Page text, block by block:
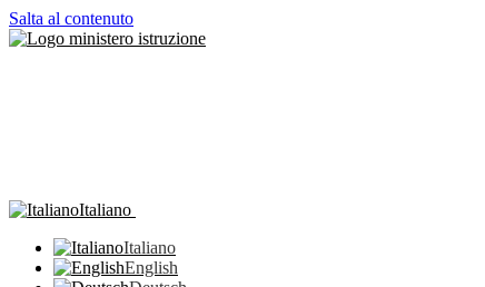
Salta al contenuto
Italiano
Italiano
English